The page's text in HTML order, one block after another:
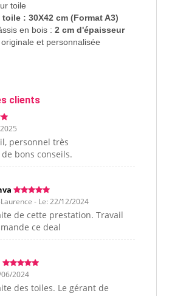
toile
: 30X42 cm (Format A3)
en bois : 2 cm d'épaisseur
et personnalisée
clients
personnel très
bons conseils.
- Le: 22/12/2024
de cette prestation. Travail
ce deal
06/2024
des toiles. Le gérant de